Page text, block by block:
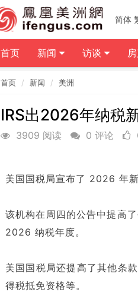
首页 新闻 美洲
IRS出2026年纳税
3909 阅读 0 评论
美国国税局宣布了 2026 年
该机构在周四的公告中提高
2026 纳税年度。
美国国税局还提高了其他条
得税抵免资格等。
简体
首页 新闻 访谈